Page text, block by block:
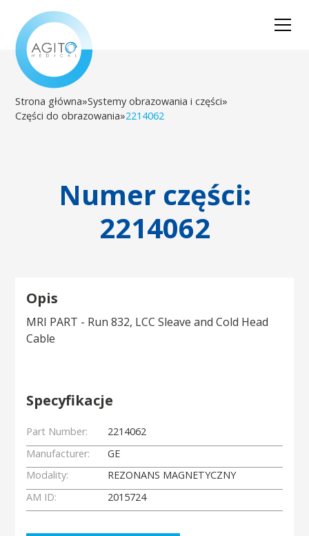
Strona główna»Systemy obrazowania i części»
Części do obrazowania»2214062
Numer części:
2214062
Opis
MRI PART - Run 832, LCC Sleave and Cold Head
Cable
Specyfikacje
Part Number:
2214062
Manufacturer:
GE
Modality:
REZONANS MAGNETYCZNY
AM ID:
2015724